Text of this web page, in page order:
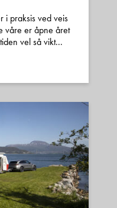
i praksis ved veis
våre er åpne året
vel så vikt...